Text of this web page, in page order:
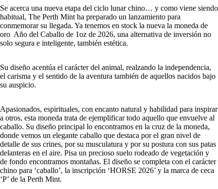
Se acerca una nueva etapa del ciclo lunar chino… y como viene siendo
habitual, The Perth Mint ha preparado un lanzamiento para
conmemorar su llegada. Ya tenemos en stock la nueva la moneda de
oro Año del Caballo de 1oz de 2026, una alternativa de inversión no
solo segura e inteligente, también estética.
Su diseño acentúa el carácter del animal, realzando la independencia,
el carisma y el sentido de la aventura también de aquellos nacidos bajo
su auspicio.
Apasionados, espirituales, con encanto natural y habilidad para inspirar
a otros, esta moneda trata de ejemplificar todo aquello que envuelve al
caballo. Su diseño principal lo encontramos en la cruz de la moneda,
donde vemos un elegante caballo que destaca por el gran nivel de
detalle de sus crines, por su musculatura y por su postura con sus patas
delanteras en el aire. Pisa un precioso suelo rodeado de vegetación y
de fondo encontramos montañas. El diseño se completa con el carácter
chino para ‘caballo’, la inscripción ‘HORSE 2026’ y la marca de ceca
‘P’ de la Perth Mint.